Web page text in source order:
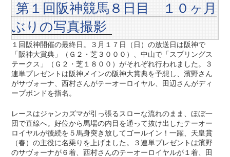
第１回阪神競馬８日目 １０ヶ月
ぶりの写真撮影
１回阪神開催の最終日。３月１７日（日）の放送日は阪神で
「阪神大賞典」（Ｇ２・芝３０００）、中山で「スプリングス
テークス」（Ｇ２・芝１８００）がそれぞれ行われました。３
連単プレゼントは阪神メインの阪神大賞典を予想し、濱野さん
がサヴォーナ、西村さんがテーオーロイヤル、田辺さんがディ
ープボンドを指名。
レースはジャンカズマが引っ張るスローな流れのまま、ほぼ一
団で直線へ。好位から馬場の内目を通って抜け出したテーオー
ロイヤルが後続を５馬身突き放してゴールイン！一躍、天皇賞
（春）の主役に名乗りを上げました。３連単プレゼントは濱野
のサヴォーナが６着、西村さんのテーオーロイヤルが１着、田